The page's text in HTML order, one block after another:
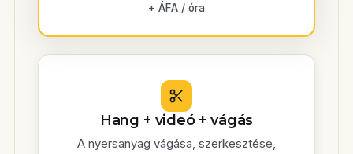
+ ÁFA / óra
Hang + videó + vágás
A nyersanyag vágása, szerkesztése,